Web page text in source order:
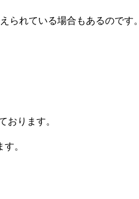
られている場合もあるのです。
おります。
。